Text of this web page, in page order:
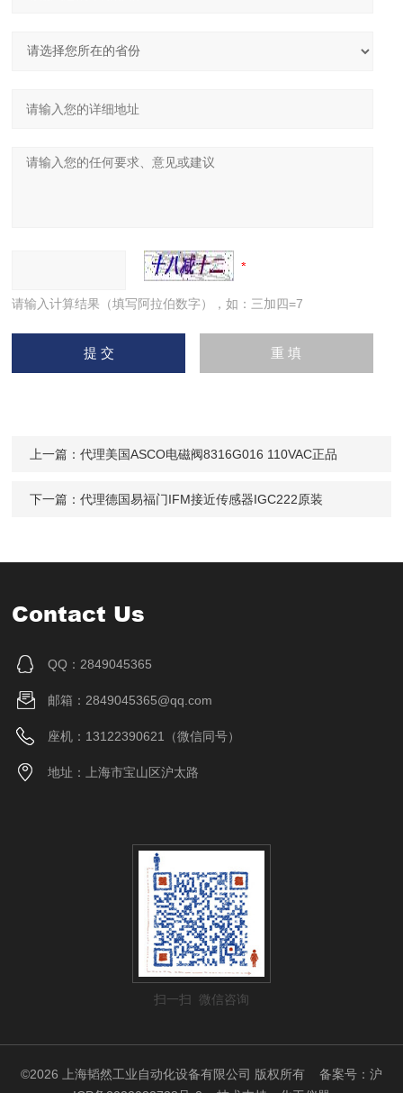
请输入计算结果（填写阿拉伯数字），如：三加四=7
上一篇：代理美国ASCO电磁阀8316G016 110VAC正品
下一篇：代理德国易福门IFM接近传感器IGC222原装
Contact Us
QQ：2849045365
邮箱：2849045365@qq.com
座机：13122390621（微信同号）
地址：上海市宝山区沪太路
扫一扫 微信咨询
©2026 上海韬然工业自动化设备有限公司 版权所有 备案号：沪